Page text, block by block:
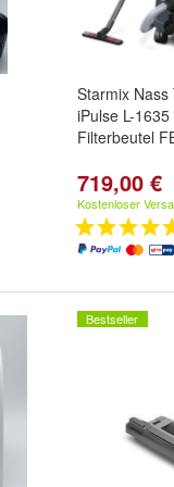
Starmix
iPulse L-
Filterbeutel
719,00 €
Kostenloser
Bestseller